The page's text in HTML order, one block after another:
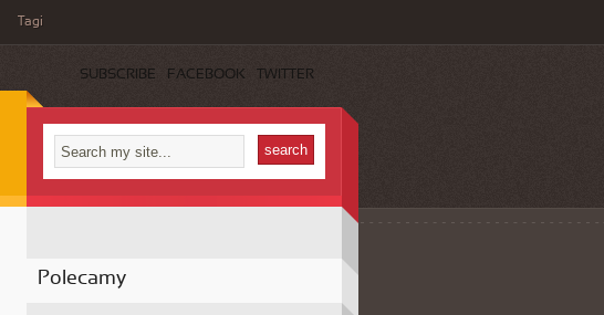
Tagi
SUBSCRIBE FACEBOOK TWITTER
Polecamy